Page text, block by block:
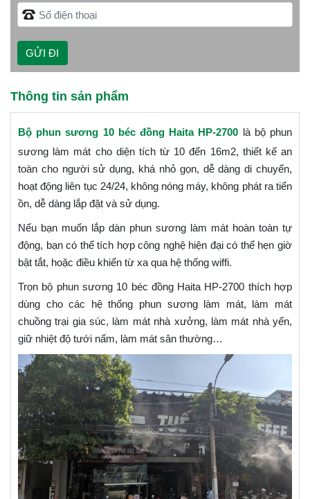
Thông tin sản phẩm
Bộ phun sương 10 béc đồng Haita HP-2700 là bộ phun
sương làm mát cho diện tích từ 10 đến 16m2, thiết kế an
toàn cho người sử dụng, khá nhỏ gọn, dễ dàng di chuyển,
hoạt động liên tục 24/24, không nóng máy, không phát ra tiến
ồn, dễ dàng lắp đặt và sử dụng.
Nếu bạn muốn lắp dàn phun sương làm mát hoàn toàn tự
động, bạn có thể tích hợp công nghệ hiện đại có thể hẹn giờ
bật tắt, hoặc điều khiển từ xa qua hệ thống wiffi.
Trọn bộ phun sương 10 béc đồng Haita HP-2700 thích hợp
dùng cho các hệ thống phun sương làm mát, làm mát
chuồng trại gia súc, làm mát nhà xưởng, làm mát nhà yến,
giữ nhiệt độ tưới nấm, làm mát sân thường…